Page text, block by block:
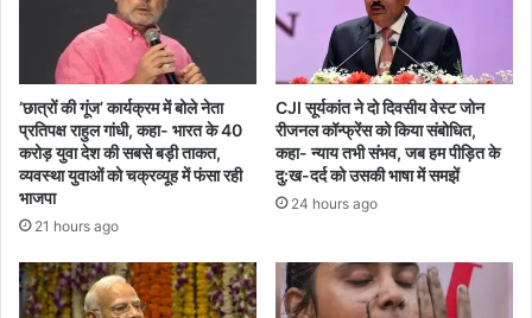
‘छात्रों की गूंज’ कार्यक्रम में बोले नेता
प्रतिपक्ष राहुल गांधी, कहा- भारत के 40
करोड़ युवा देश की सबसे बड़ी ताकत,
व्यवस्था युवाओं को चक्रव्यूह में फंसा रही
भाजपा
21 hours ago
CJI सूर्यकांत ने दो दिवसीय वेस्ट जोन
रीजनल कॉन्फ्रेंस को किया संबोधित,
कहा- न्याय तभी संभव, जब हम पीड़ित के
दु:ख-दर्द को उसकी भाषा में समझें
24 hours ago